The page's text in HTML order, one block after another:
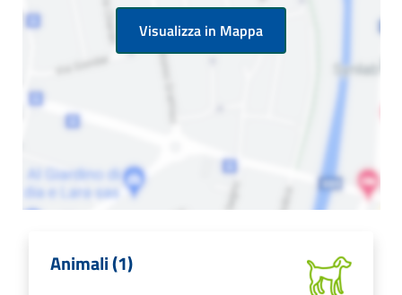
Visualizza in Mappa
Animali (1)